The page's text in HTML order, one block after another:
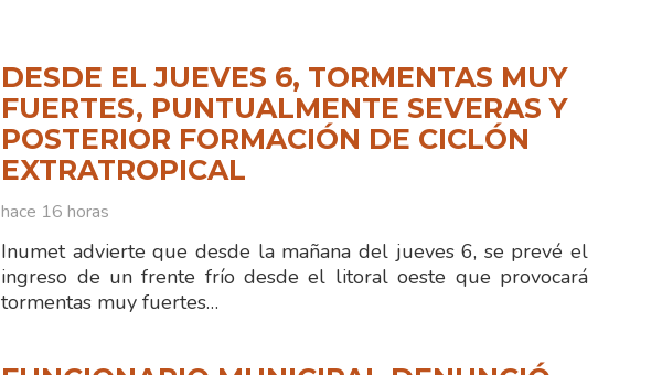
DESDE EL JUEVES 6, TORMENTAS MUY
FUERTES, PUNTUALMENTE SEVERAS Y
POSTERIOR FORMACIÓN DE CICLÓN
EXTRATROPICAL
hace 16 horas
Inumet advierte que desde la mañana del jueves 6, se prevé el
ingreso de un frente frío desde el litoral oeste que provocará
tormentas muy fuertes…